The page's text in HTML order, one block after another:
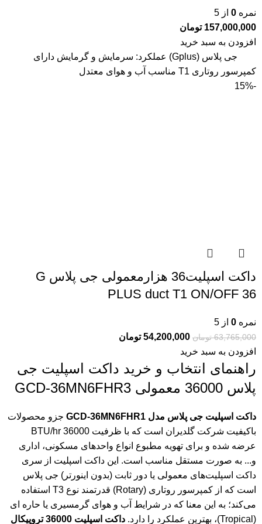
نمره 0 از 5
157,000,000 تومان
افزودن به سبد خرید
جی پلاس (Gplus) عملکرد: سرمایش و گرمایش دارای
کمپرسور روتاری T1 مناسب آب و هوای معتدل
-15%
داکت اسپلیت36 هزارمعمولی جی پلاس G
PLUS duct T1 ON/OFF 36
نمره 0 از 5
63,765,000 تومان 54,200,000 تومان
افزودن به سبد خرید
راهنمای انتخاب و خرید داکت اسپلیت جی
پلاس 36000 معمولی GCD-36MN6FHR3
داکت اسپلیت جی پلاس مدل GCD-36MN6FHR1
جزو محصولات
باکیفیت شرکت گلدیران است که با ظرفیت 36000 BTU/hr
عرضه شده و برای تهویه مطبوع انواع واحدهای مسکونی، اداری
و... به صورت مستقل مناسب است. این داکت اسپلیت از سری
داکت اسپلیت‌های معمولی یا دور ثابت (بدون اینورتر) جی پلاس
است که از کمپرسور روتاری (Rotary) قدرتمند نوع T3 استفاده
می‌کند؛ به این معنا که در شرایط آب و هوای گرمسیری یا حاره ای
(Tropical)، بهترین عملکرد را دارد.
داکت اسپلیت 36000 تروپیکال